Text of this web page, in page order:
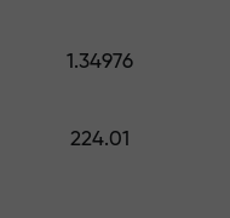
1.34976
224.01